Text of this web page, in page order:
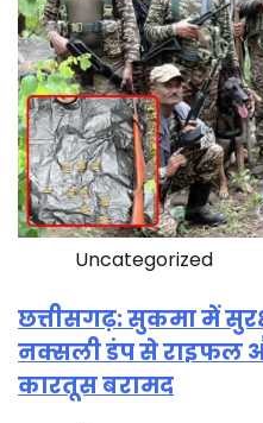
Uncategorized
छत्तीसगढ़: सुकमा में
नक्सली डंप से राइफल
कारतूस बरामद